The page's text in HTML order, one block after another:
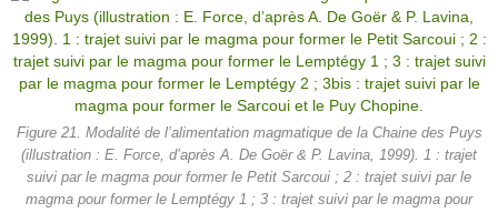
Figure 21. Modalité de l’alimentation magmatique de la Chaine des Puys
(illustration : E. Force, d’après A. De Goër & P. Lavina, 1999). 1 : trajet
suivi par le magma pour former le Petit Sarcoui ; 2 : trajet suivi par le
magma pour former le Lemptégy 1 ; 3 : trajet suivi par le magma pour